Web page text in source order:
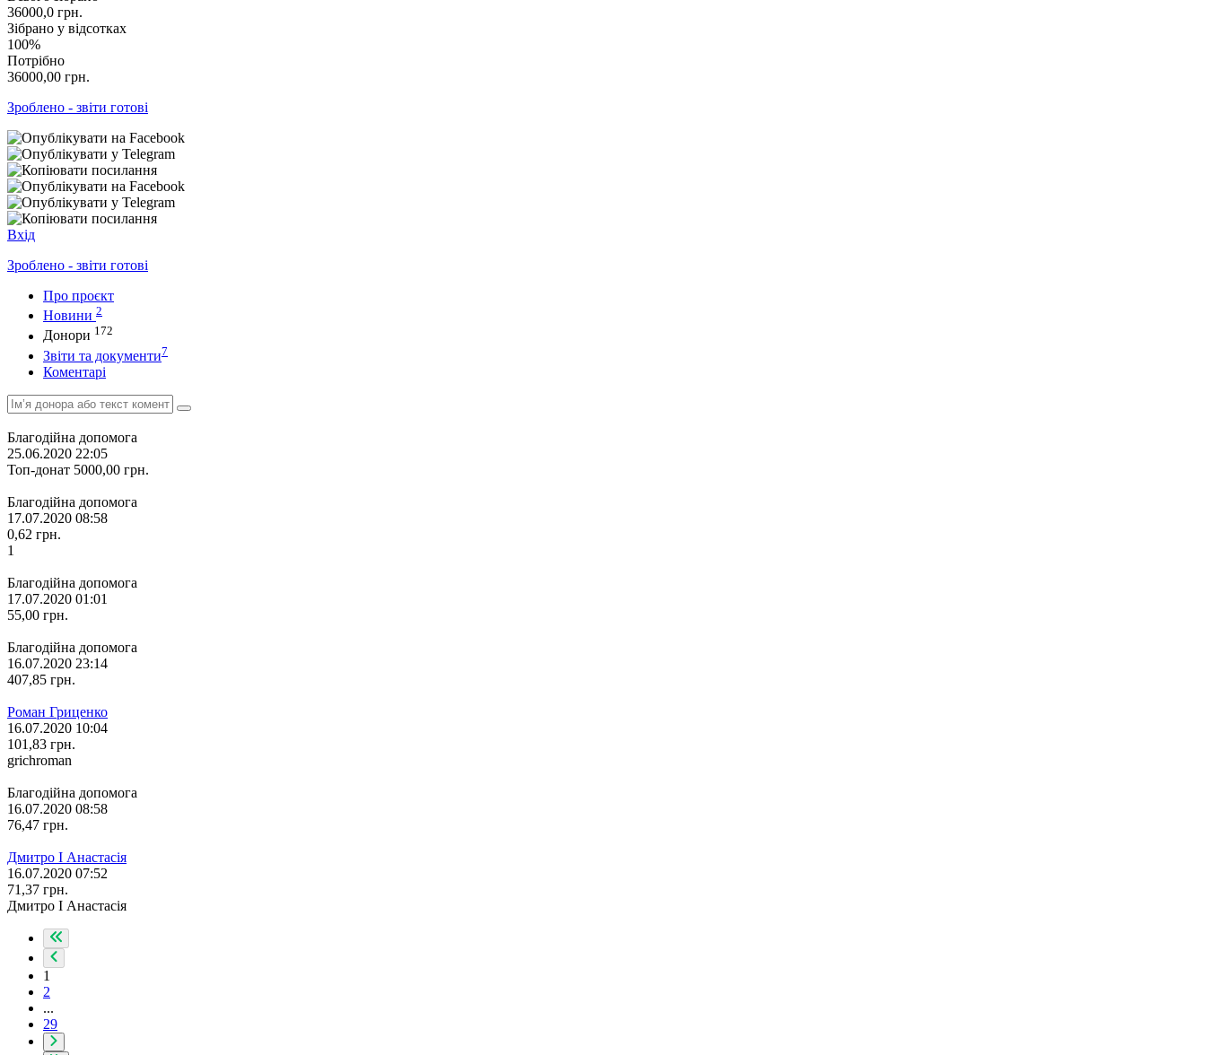
36000,0 грн.
Зібрано у відсотках
100%
Потрібно
36000,00 грн.
Зроблено - звіти готові
Вхід
Зроблено - звіти готові
Про проєкт
Новини 2
Донори 172
Звіти та документи7
Коментарі
Благодійна допомога
25.06.2020 22:05
Топ-донат 5000,00 грн.
Благодійна допомога
17.07.2020 08:58
0,62 грн.
1
Благодійна допомога
17.07.2020 01:01
55,00 грн.
Благодійна допомога
16.07.2020 23:14
407,85 грн.
Роман Гриценко
16.07.2020 10:04
101,83 грн.
grichroman
Благодійна допомога
16.07.2020 08:58
76,47 грн.
Дмитро І Анастасія
16.07.2020 07:52
71,37 грн.
Дмитро І Анастасія
1
2
...
29